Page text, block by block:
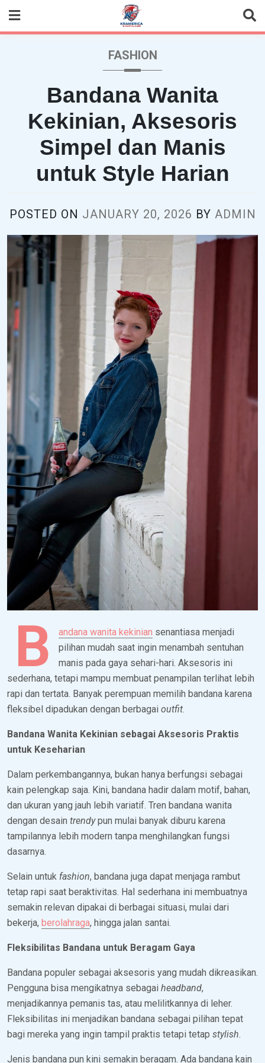
content
FASHION
Bandana Wanita
Kekinian, Aksesoris
Simpel dan Manis
untuk Style Harian
POSTED ON JANUARY 20, 2026 BY ADMIN
B andana wanita kekinian senantiasa menjadi
pilihan mudah saat ingin menambah sentuhan
manis pada gaya sehari-hari. Aksesoris ini
sederhana, tetapi mampu membuat penampilan terlihat lebih
rapi dan tertata. Banyak perempuan memilih bandana karena
fleksibel dipadukan dengan berbagai outfit.
Bandana Wanita Kekinian sebagai Aksesoris Praktis
untuk Keseharian
Dalam perkembangannya, bukan hanya berfungsi sebagai
kain pelengkap saja. Kini, bandana hadir dalam motif, bahan,
dan ukuran yang jauh lebih variatif. Tren bandana wanita
dengan desain trendypun mulai banyak diburu karena
tampilannya lebih modern tanpa menghilangkan fungsi
dasarnya.
Selain untuk fashion, bandana juga dapat menjaga rambut
tetap rapi saat beraktivitas. Hal sederhana ini membuatnya
semakin relevan dipakai di berbagai situasi, mulai dari
bekerja, berolahraga, hingga jalan santai.
Fleksibilitas Bandana untuk Beragam Gaya
Bandana populer sebagai aksesoris yang mudah dikreasikan.
Pengguna bisa mengikatnya sebagai headband,
menjadikannya pemanis tas, atau melilitkannya di leher.
Fleksibilitas ini menjadikan bandana sebagai pilihan tepat
bagi mereka yang ingin tampil praktis tetapi tetap stylish.
Jenis bandana pun kini semakin beragam. Ada bandana kain